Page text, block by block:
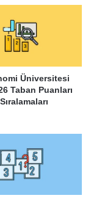
Üniversitesi
Taban Puanları